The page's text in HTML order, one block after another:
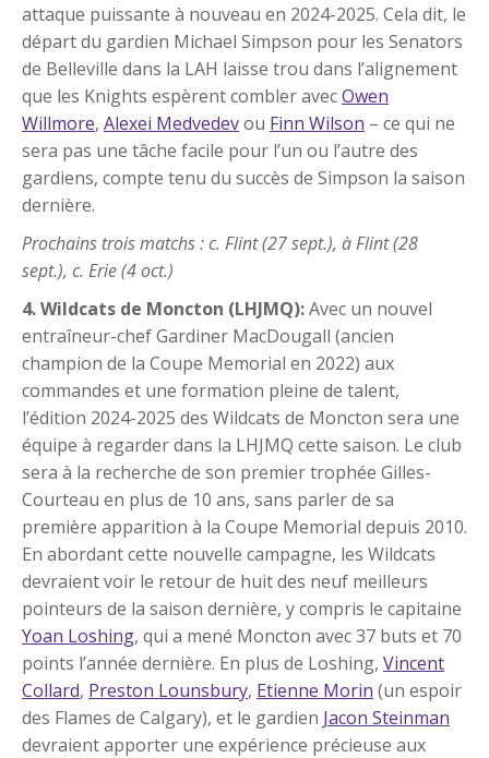
attaque puissante à nouveau en 2024-2025. Cela dit, le
départ du gardien Michael Simpson pour les Senators
de Belleville dans la LAH laisse trou dans l’alignement
que les Knights espèrent combler avecOwen
Willmore, Alexei Medvedevou Finn Wilson – ce qui ne
sera pas une tâche facile pour l’un ou l’autre des
gardiens, compte tenu du succès de Simpson la saison
dernière.
Prochains trois matchs : c. Flint (27 sept.), à Flint (28
sept.), c. Erie (4 oct.)
4. Wildcats de Moncton (LHJMQ):Avec un nouvel
entraîneur-chef Gardiner MacDougall (ancien
champion de la Coupe Memorial en 2022) aux
commandes et une formation pleine de talent,
l’édition 2024-2025 des Wildcats de Moncton sera une
équipe à regarder dans la LHJMQ cette saison. Le club
sera à la recherche de son premier trophée Gilles-
Courteau en plus de 10 ans, sans parler de sa
première apparition à la Coupe Memorial depuis 2010.
En abordant cette nouvelle campagne, les Wildcats
devraient voir le retour de huit des neuf meilleurs
pointeurs de la saison dernière, y compris le capitaine
Yoan Loshing, qui a mené Moncton avec 37 buts et 70
points l’année dernière. En plus de Loshing, Vincent
Collard, Preston Lounsbury, Etienne Morin (un espoir
des Flames de Calgary), et le gardien Jacon Steinman
devraient apporter une expérience précieuse aux